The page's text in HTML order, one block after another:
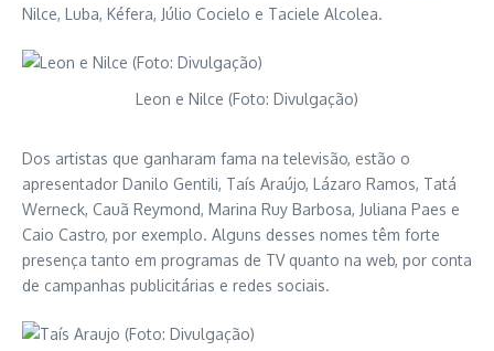
Nilce, Luba, Kéfera, Júlio Cocielo e Taciele Alcolea.
Leon e Nilce (Foto: Divulgação)
Dos artistas que ganharam fama na televisão, estão o
apresentador Danilo Gentili, Taís Araújo, Lázaro Ramos, Tatá
Werneck, Cauã Reymond, Marina Ruy Barbosa, Juliana Paes e
Caio Castro, por exemplo. Alguns desses nomes têm forte
presença tanto em programas de TV quanto na web, por conta
de campanhas publicitárias e redes sociais.